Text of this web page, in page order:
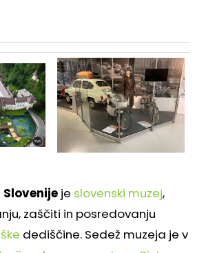
Slovenije je slovenski muzej,
zaščiti in posredovanju
dediščine. Sedež muzeja je v